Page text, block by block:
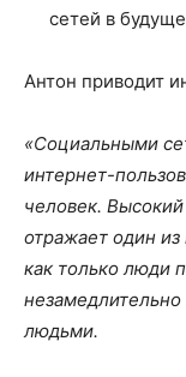
сетей в
Антон приводит
«Социальными
интернет-
человек.
отражает один
как только люди
людьми.